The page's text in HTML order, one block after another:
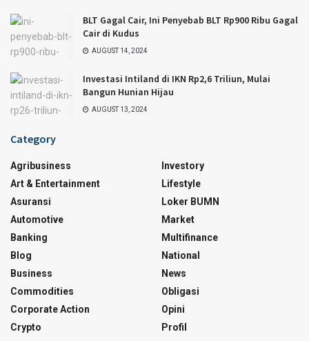
BLT Gagal Cair, Ini Penyebab BLT Rp900 Ribu Gagal
Cair di Kudus
AUGUST 14, 2024
Investasi Intiland di IKN Rp2,6 Triliun, Mulai
Bangun Hunian Hijau
AUGUST 13, 2024
Category
Agribusiness
Art & Entertainment
Asuransi
Automotive
Banking
Blog
Business
Commodities
Corporate Action
Crypto
Investory
Lifestyle
Loker BUMN
Market
Multifinance
National
News
Obligasi
Opini
Profil